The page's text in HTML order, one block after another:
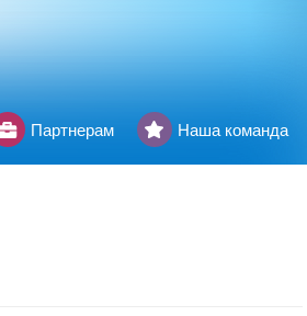
Партнерам Наша команда